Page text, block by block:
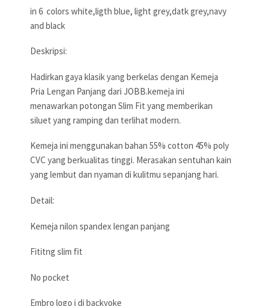
in 6 colors white,ligth blue, light grey,datk grey,navy
and black
Deskripsi:
Hadirkan gaya klasik yang berkelas dengan Kemeja
Pria Lengan Panjang dari JOBB.kemeja ini
menawarkan potongan Slim Fit yang memberikan
siluet yang ramping dan terlihat modern.
Kemeja ini menggunakan bahan 55% cotton 45% poly
CVC yang berkualitas tinggi. Merasakan sentuhan kain
yang lembut dan nyaman di kulitmu sepanjang hari.
Detail:
Kemeja nilon spandex lengan panjang
Fititng slim fit
No pocket
Embro logo j di backyoke